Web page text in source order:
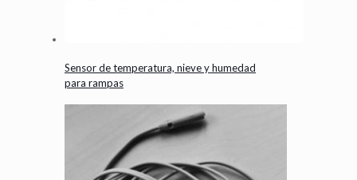
Sensor de temperatura, nieve y humedad
para rampas